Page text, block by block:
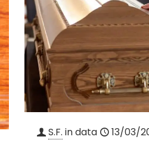
S.F. in data 13/03/